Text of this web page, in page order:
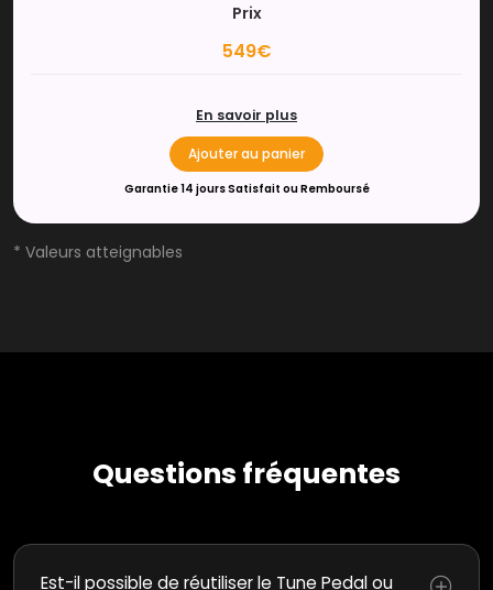
Prix
549€
En savoir plus
Ajouter au panier
Garantie 14 jours Satisfait ou Remboursé
* Valeurs atteignables
Questions fréquentes
Est-il possible de réutiliser le Tune Pedal ou